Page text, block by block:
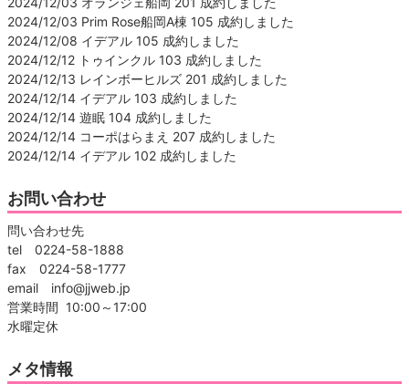
2024/12/03 Prim Rose船岡A棟 105 成約しました
2024/12/08 イデアル 105 成約しました
2024/12/12 トゥインクル 103 成約しました
2024/12/13 レインボーヒルズ 201 成約しました
2024/12/14 イデアル 103 成約しました
2024/12/14 遊眠 104 成約しました
2024/12/14 コーポはらまえ 207 成約しました
2024/12/14 イデアル 102 成約しました
お問い合わせ
問い合わせ先
tel 0224-58-1888
fax 0224-58-1777
email info@jjweb.jp
営業時間 10:00～17:00
水曜定休
メタ情報